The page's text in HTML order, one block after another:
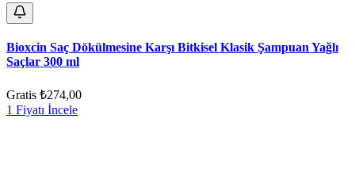
Bioxcin Saç Dökülmesine Karşı Bitkisel Klasik Şampuan Yağlı
Saçlar 300 ml
Gratis ₺274,00
1 Fiyatı İncele